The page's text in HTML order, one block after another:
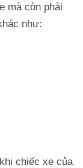
mà còn phải
như:
chiếc xe của